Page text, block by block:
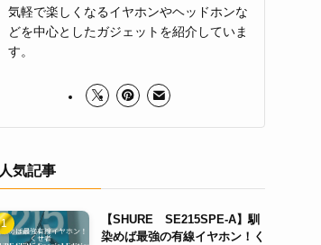
気軽で楽しくなるイヤホンやヘッドホンな
どを中心としたガジェットを紹介していま
す。
人気記事
【SHURE SE215SPE-A】馴
染めば最強の有線イヤホン！く